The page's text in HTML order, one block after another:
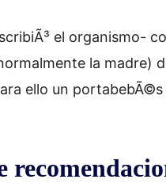
el organismo-
la madre)
ello un